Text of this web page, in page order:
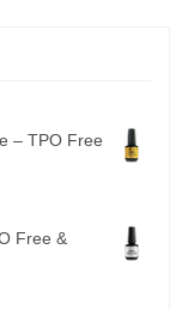
– TPO Free
Free &